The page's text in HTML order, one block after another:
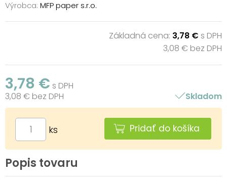
Výrobca: MFP paper s.r.o.
Základná cena: 3,78 € s DPH
3,08 € bez DPH
3,78 € s DPH
3,08 € bez DPH
Skladom
ks Pridať do košíka
Popis tovaru